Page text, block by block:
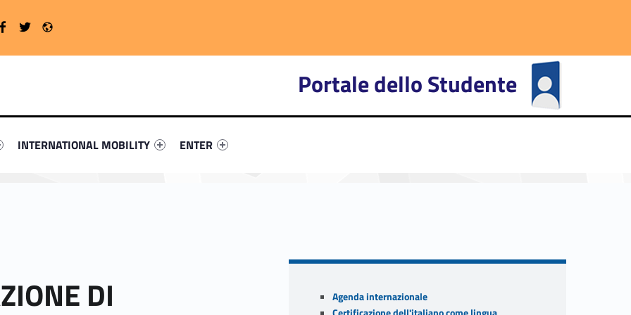
Portale dello Studente
90817-4
#link-menu-primary-57879-16
Link identifier #link-menu-primary-45380-19
INTERNATIONAL MOBILITY
Link identifier #link-menu-primary-53318-27
ENTER
WebMan on Facebook
Twitter
DI Sidebar
Agenda internazionale